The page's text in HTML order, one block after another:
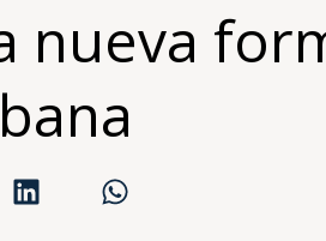
nueva